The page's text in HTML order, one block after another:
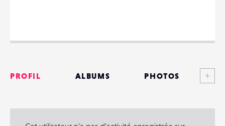
DESTINATAIRE
VOTRE
VOTRE
PROFIL ALBUMS PHOTOS
MATÉRIELS